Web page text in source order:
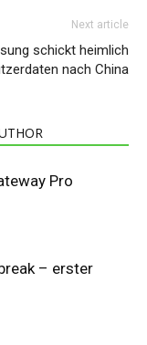
Next article
schickt heimlich
nach China
Pro
– erster